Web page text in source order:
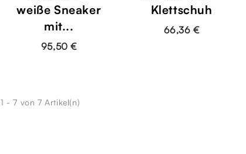
weiße Sneaker
mit...
95,50 €
Klettschuh
66,36 €
1 - 7 von 7 Artikel(n)